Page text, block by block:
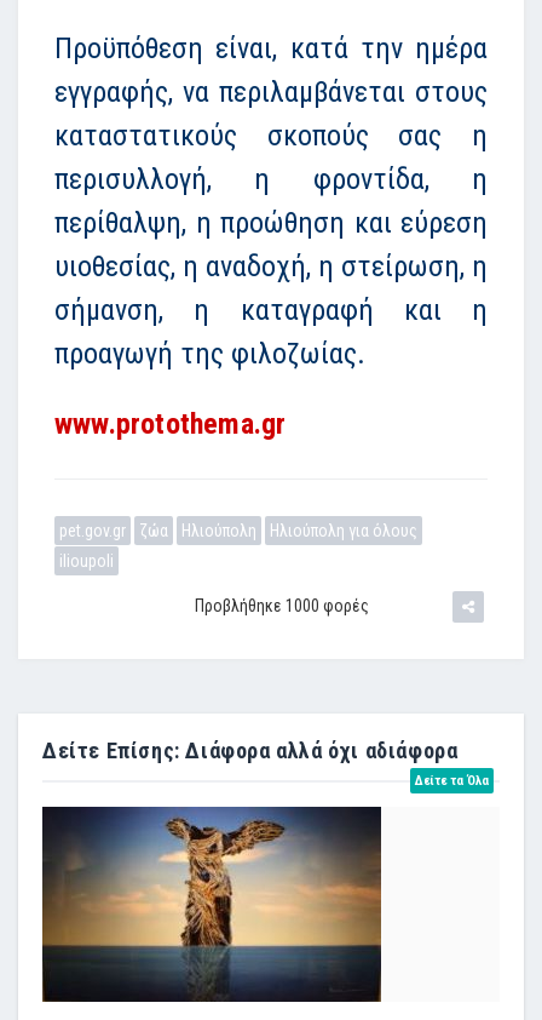
Προϋπόθεση είναι, κατά την ημέρα
εγγραφής, να περιλαμβάνεται στους
καταστατικούς σκοπούς σας η
περισυλλογή, η φροντίδα, η
περίθαλψη, η προώθηση και εύρεση
υιοθεσίας, η αναδοχή, η στείρωση, η
σήμανση, η καταγραφή και η
προαγωγή της φιλοζωίας.
www.protothema.gr
pet.gov.gr ζώα Ηλιούπολη
Ηλιούπολη για όλους
ilioupoli
Προβλήθηκε 1000 φορές
Δείτε Επίσης: Διάφορα αλλά όχι αδιάφορα
Δείτε τα Όλα